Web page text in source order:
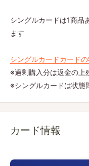
シングルカードは1商品
ます
シングルカードカード
※過剰購入分は返金の上
※シングルカードは状態
カード情報